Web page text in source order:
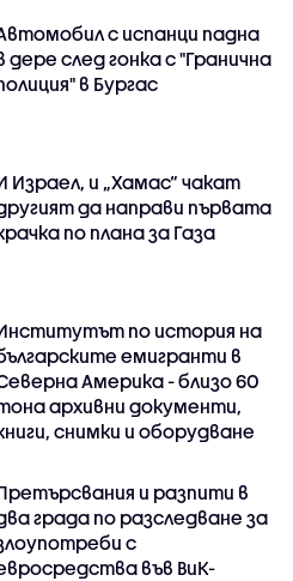
с испанци падна
дере след гонка с "Гранична
в Бургас
Израел, и „Хамас“ чакат
да направи първата
по плана за Газа
по история на
емигранти в
Америка - близо 60
архивни документи,
снимки и оборудване
и разпити в
града по разследване за
с
във ВиК-